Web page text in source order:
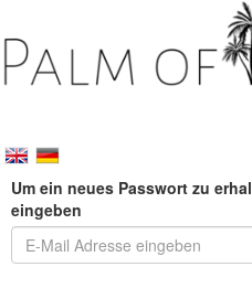
Um ein neues Passwort zu
eingeben